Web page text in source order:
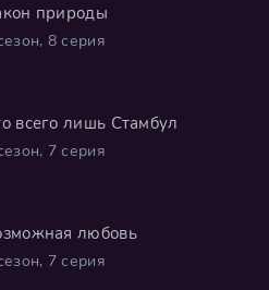
природы
8 серия
всего лишь Стамбул
7 серия
любовь
7 серия